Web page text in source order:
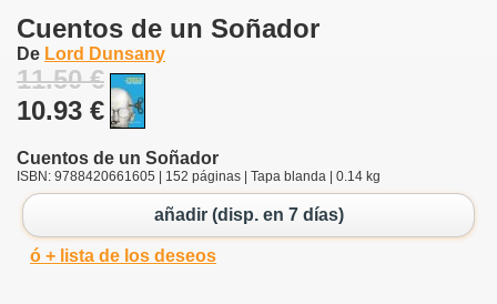
Cuentos de un Soñador
De Lord Dunsany
11.50 €
10.93 €
Cuentos de un Soñador
ISBN: 9788420661605 | 152 páginas | Tapa blanda | 0.14 kg
añadir (disp. en 7 días)
ó + lista de los deseos